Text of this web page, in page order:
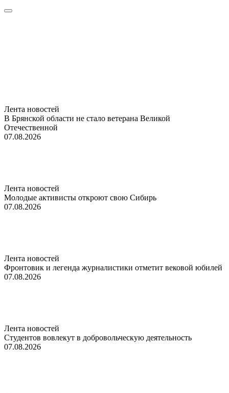
Лента новостей
В Брянской области не стало ветерана Великой
Отечественной
07.08.2026
Лента новостей
Молодые активисты откроют свою Сибирь
07.08.2026
Лента новостей
Фронтовик и легенда журналистики отметит вековой юбилей
07.08.2026
Лента новостей
Студентов вовлекут в добровольческую деятельность
07.08.2026